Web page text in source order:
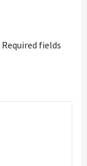
Required fields